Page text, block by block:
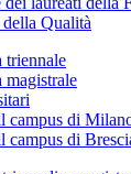
Qualità
triennale
magistrale
campus di
campus di